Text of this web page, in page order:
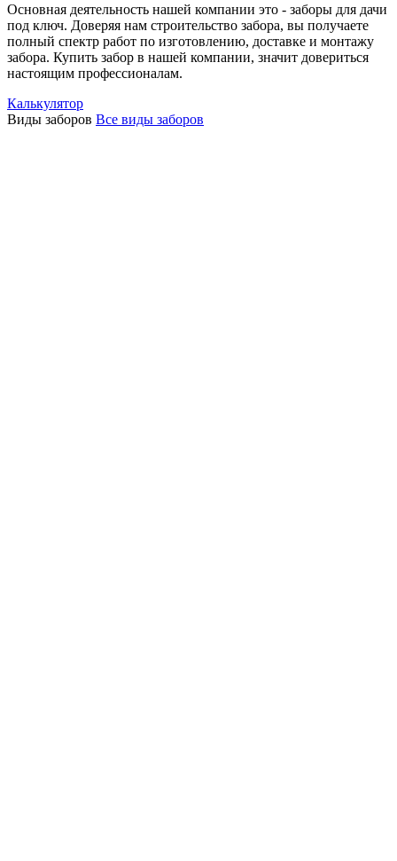
Основная деятельность нашей компании это - заборы для дачи
под ключ. Доверяя нам строительство забора, вы получаете
полный спектр работ по изготовлению, доставке и монтажу
забора. Купить забор в нашей компании, значит довериться
настоящим профессионалам.
Калькулятор
Виды заборов Все виды заборов